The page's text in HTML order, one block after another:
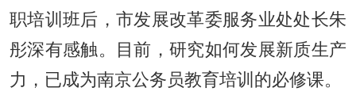
职培训班后，市发展改革委服务业处处长朱
彤深有感触。目前，研究如何发展新质生产
力，已成为南京公务员教育培训的必修课。